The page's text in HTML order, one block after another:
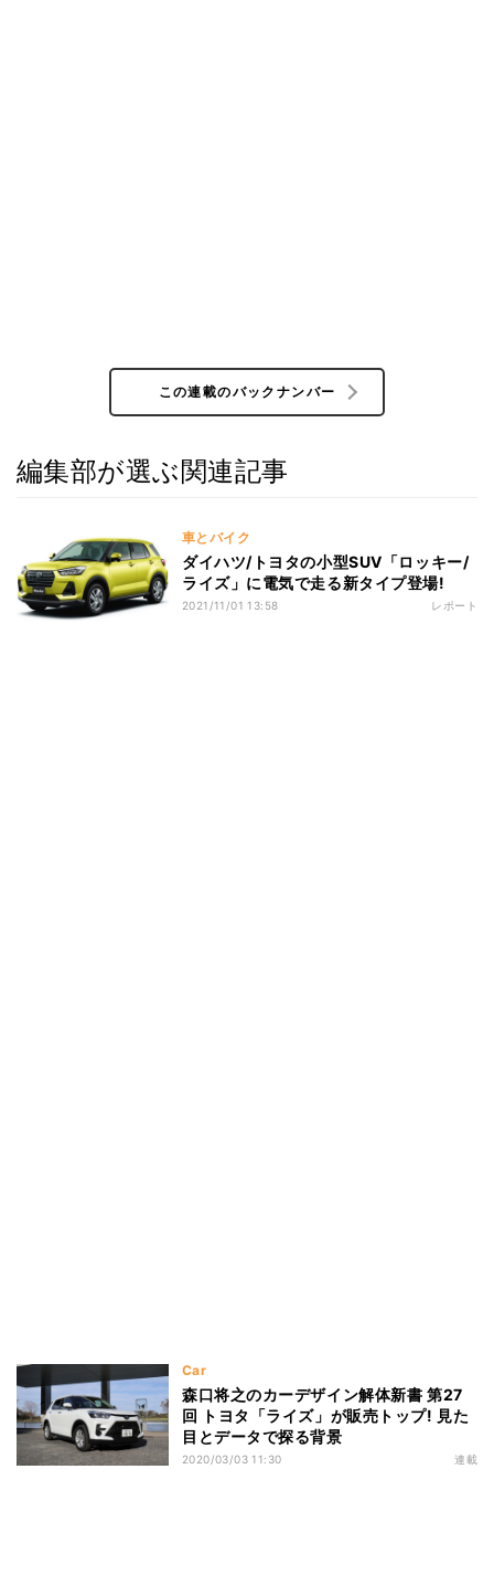
この連載のバックナンバー
編集部が選ぶ関連記事
車とバイク
ダイハツ/トヨタの小型SUV「ロッキー/
ライズ」に電気で走る新タイプ登場!
2021/11/01 13:58 レポート
Car
森口将之のカーデザイン解体新書 第27
回 トヨタ「ライズ」が販売トップ! 見た
目とデータで探る背景
2020/03/03 11:30 連載